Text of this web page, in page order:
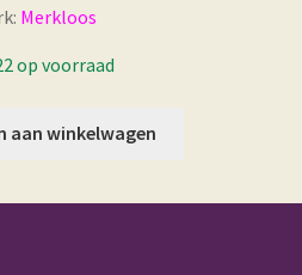
Merkloos
op voorraad
aan winkelwagen